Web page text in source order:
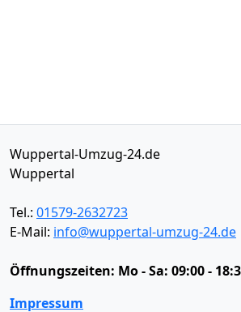
Wuppertal-Umzug-24.de
Wuppertal
Tel.: 01579-2632723
E-Mail: info@wuppertal-umzug-24.de
Öffnungszeiten: Mo - Sa: 09:00 -
Impressum